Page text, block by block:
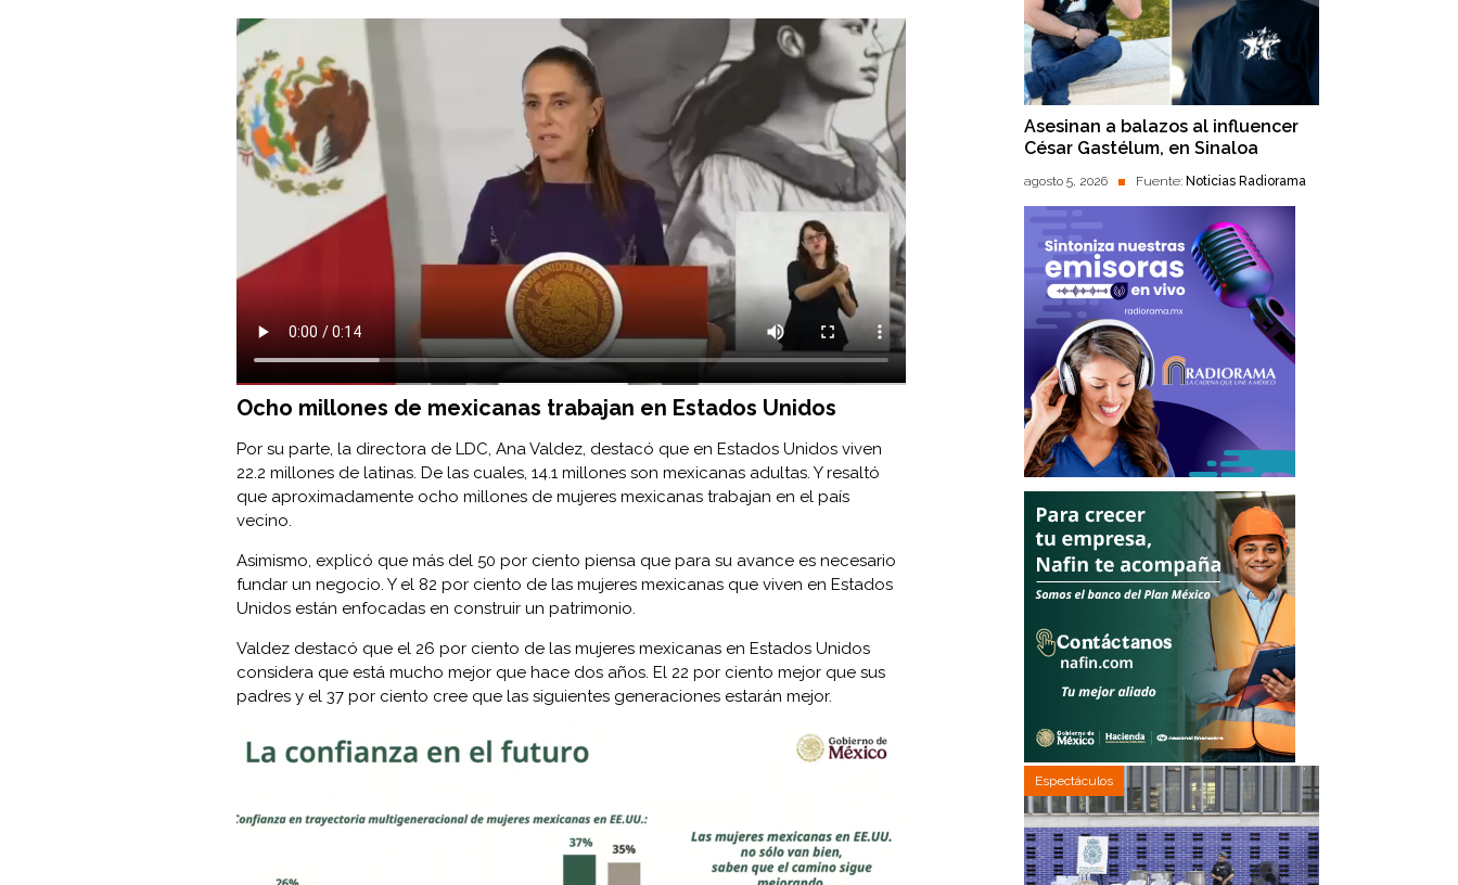
Ocho millones de mexicanas trabajan en Estados Unidos
Por su parte, la directora de LDC, Ana Valdez, destacó que en Estados Unidos viven
22.2 millones de latinas. De las cuales, 14.1 millones son mexicanas adultas. Y resaltó
que aproximadamente ocho millones de mujeres mexicanas trabajan en el país
vecino.
Asimismo, explicó que más del 50 por ciento piensa que para su avance es necesario
fundar un negocio. Y el 82 por ciento de las mujeres mexicanas que viven en Estados
Unidos están enfocadas en construir un patrimonio.
Valdez destacó que el 26 por ciento de las mujeres mexicanas en Estados Unidos
considera que está mucho mejor que hace dos años. El 22 por ciento mejor que sus
padres y el 37 por ciento cree que las siguientes generaciones estarán mejor.
Asesinan a balazos al influencer
César Gastélum, en Sinaloa
agosto 5, 2026 Fuente: Noticias Radiorama
Espectáculos